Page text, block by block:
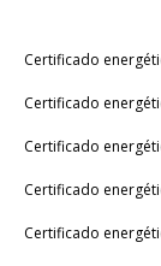
Certificado
Certificado
Certificado
Certificado
Certificado